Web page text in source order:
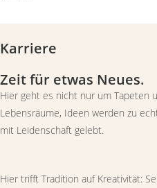
Karriere
Zeit für etwas Neues.
Hier geht es nicht nur um Tapeten
Lebensräume, Ideen werden zu
mit Leidenschaft gelebt.
Hier trifft Tradition auf Kreativität: